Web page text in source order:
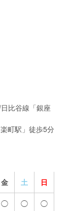
比谷線「銀座
町駅」徒歩5分
金 土 日
◯ ◯ ◯